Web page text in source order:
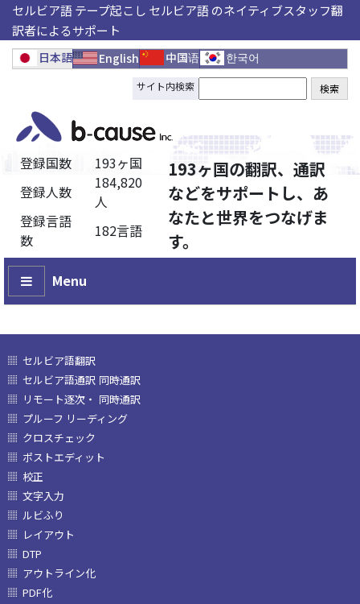
セルビア語 テープ起こし セルビア語 のネイティブスタッフ翻
訳者によるサポート